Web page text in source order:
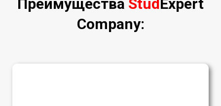
Преимущества StudExpert
Company: